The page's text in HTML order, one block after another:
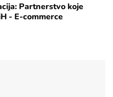
Partnerstvo koje
- E-commerce